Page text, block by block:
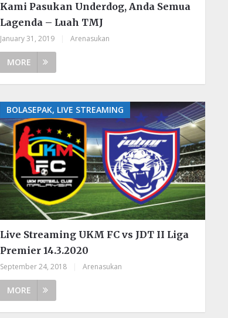
Kami Pasukan Underdog, Anda Semua
Lagenda – Luah TMJ
January 31, 2019 Arenasukan
MORE
BOLASEPAK, LIVE STREAMING
Live Streaming UKM FC vs JDT II Liga
Premier 14.3.2020
September 24, 2018 Arenasukan
MORE